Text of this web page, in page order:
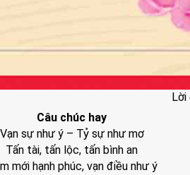
Lời
Câu chúc hay
Vạn sự như ý – Tỷ sự như mơ
Tấn tài, tấn lộc, tấn bình an
mới hạnh phúc, vạn điều như ý